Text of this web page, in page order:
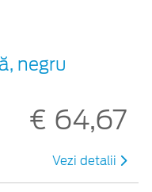
negru
€ 64,67
Vezi detalii